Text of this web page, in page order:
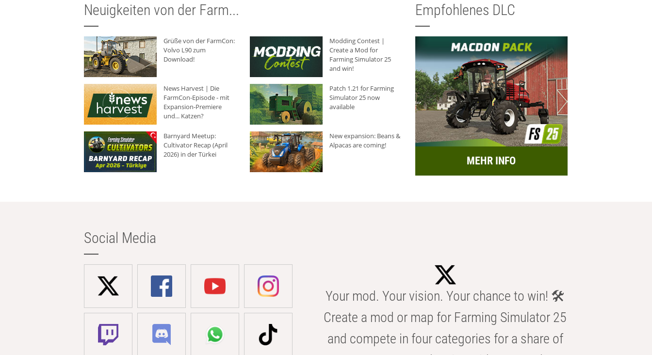
Neuigkeiten von der Farm...
Grüße von der FarmCon:
Volvo L90 zum
Download!
Modding Contest |
Create a Mod for
Farming Simulator 25
and win!
News Harvest | Die
FarmCon-Episode - mit
Expansion-Premiere
und... Katzen?
Patch 1.21 for Farming
Simulator 25 now
available
Barnyard Meetup:
Cultivator Recap (April
2026) in der Türkei
New expansion: Beans &
Alpacas are coming!
Empfohlenes DLC
MEHR INFO
Social Media
Your mod. Your vision. Your chance to win! 🛠️
Create a mod or map for Farming Simulator 25
and compete in four categories for a share of